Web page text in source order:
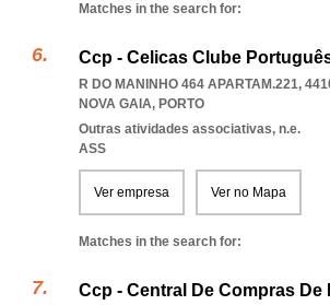
Matches in the search for:
Ccp - Celicas Clube
R DO MANINHO 464 APARTAM.221,
NOVA GAIA, PORTO
Outras atividades associativas, n.e.
ASS
Ver empresa Ver no Mapa
Matches in the search for:
Ccp - Central De Compras De